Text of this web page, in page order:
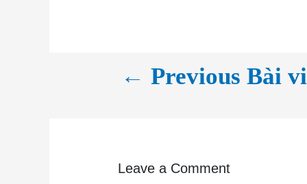
← Previous Bài
Leave a Comment